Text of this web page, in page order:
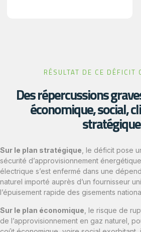
RÉSULTAT DE CE DÉFICIT
Des répercussions
économique, social,
Sur le plan stratégique , le déficit pose
sécurité d’approvisionnement
électrique s’est enfermé dans une
naturel importé auprès d’un fournisseur
l’épuisement rapide des gisements
Sur le plan économique , le risque de
de l’approvisionnement en gaz naturel,